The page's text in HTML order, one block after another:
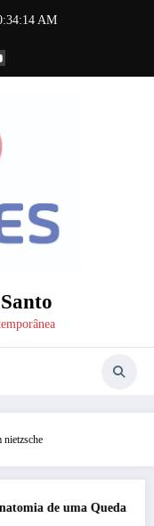
AM
nietzsche
o casamento vai a